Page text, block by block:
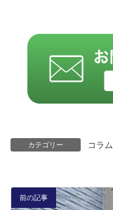
カテゴリー コラム
前の記事